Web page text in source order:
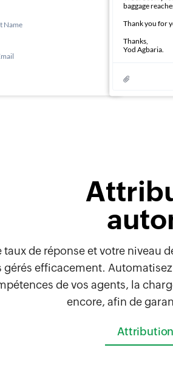
taux de réponse et votre niveau
gérés efficacement.
de vos agents, la
encore, afin de